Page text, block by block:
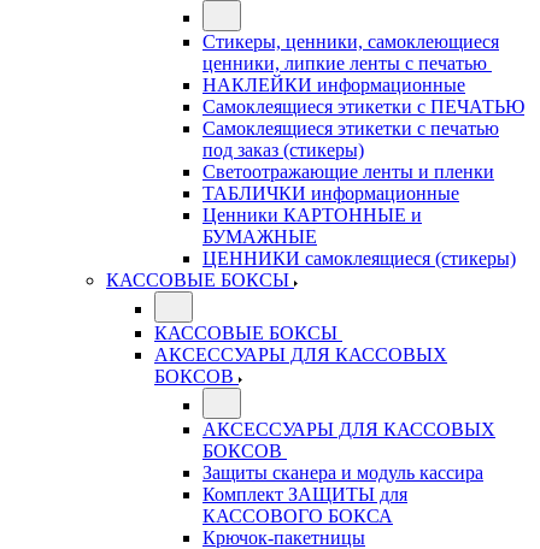
Стикеры, ценники, самоклеющиеся
ценники, липкие ленты с печатью
НАКЛЕЙКИ информационные
Самоклеящиеся этикетки с ПЕЧАТЬЮ
Самоклеящиеся этикетки с печатью
под заказ (стикеры)
Светоотражающие ленты и пленки
ТАБЛИЧКИ информационные
Ценники КАРТОННЫЕ и
БУМАЖНЫЕ
ЦЕННИКИ самоклеящиеся (стикеры)
КАССОВЫЕ БОКСЫ
КАССОВЫЕ БОКСЫ
АКСЕССУАРЫ ДЛЯ КАССОВЫХ
БОКСОВ
АКСЕССУАРЫ ДЛЯ КАССОВЫХ
БОКСОВ
Защиты сканера и модуль кассира
Комплект ЗАЩИТЫ для
КАССОВОГО БОКСА
Крючок-пакетницы